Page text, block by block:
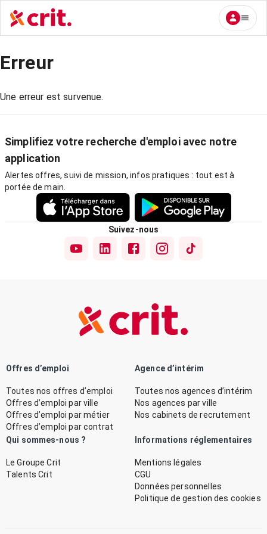
Erreur
Une erreur est survenue.
Simplifiez votre recherche d'emploi avec notre
application
Alertes offres, suivi de mission, infos pratiques : tout est à
portée de main.
Suivez-nous
Offres d’emploi
Toutes nos offres d’emploi
Offres d’emploi par ville
Offres d’emploi par métier
Offres d’emploi par contrat
Agence d’intérim
Toutes nos agences d’intérim
Nos agences par ville
Nos cabinets de recrutement
Qui sommes-nous ?
Le Groupe Crit
Talents Crit
Informations réglementaires
Mentions légales
CGU
Données personnelles
Politique de gestion des cookies